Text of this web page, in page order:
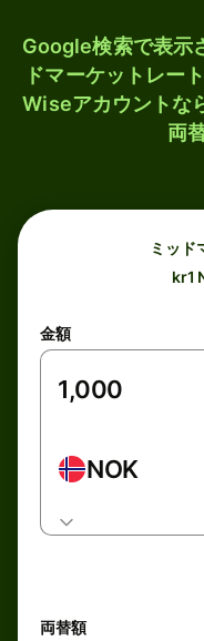
Google検索で表示
ドマーケットレー
Wiseアカウントな
両
ミッド
kr1
金額
NOK
両替額